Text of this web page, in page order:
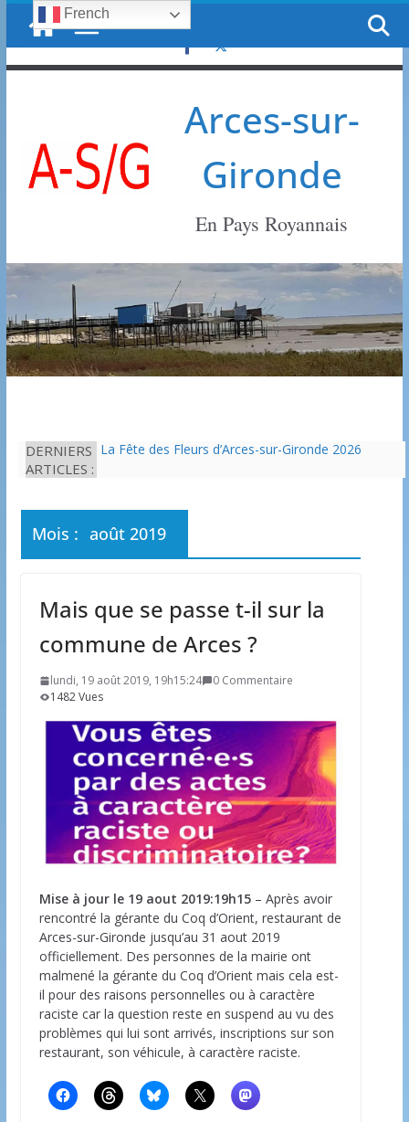
Passer
contenu
lundi, 10 août, 2026
Arces-sur-
Gironde
En Pays Royannais
DERNIERS
ARTICLES :
La Fête des Fleurs d’Arces-sur-Gironde 2026
Eau potable : Le préfet de Charente-Maritime
annonce de nouvelles restrictions
Il est interdit de tondre sa pelouse de 12h à 16h à
bâtiments avec le chanvre
Mois : août 2019
Mais que se passe t-il sur la
commune de Arces ?
lundi, 19 août 2019, 19h15:24
0 Commentaire
1482 Vues
Mise à jour le 19 aout 2019:19h15– Après avoir
rencontré la gérante du Coq d’Orient, restaurant de
Arces-sur-Gironde jusqu’au 31 aout 2019
officiellement. Des personnes de la mairie ont
malmené la gérante du Coq d’Orient mais cela est-
il pour des raisons personnelles ou à caractère
raciste car la question reste en suspend au vu des
problèmes qui lui sont arrivés, inscriptions sur son
restaurant, son véhicule, à caractère raciste.
French